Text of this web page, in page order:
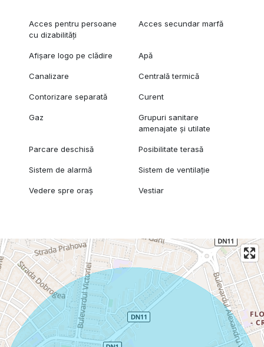
Acces pentru persoane
cu dizabilități
Acces secundar marfă
Afișare logo pe clădire Apă
Canalizare Centrală termică
Contorizare separată Curent
Gaz
Grupuri sanitare
amenajate și utilate
Parcare deschisă Posibilitate terasă
Sistem de alarmă Sistem de ventilație
Vedere spre oraș Vestiar